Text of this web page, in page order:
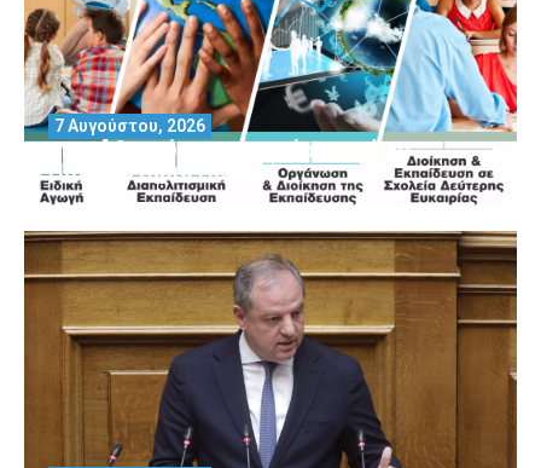
Μοριοδοτούμενα Σεμινάρια από το
Πανεπιστήμιο Πειραιά
7 Αυγούστου, 2026